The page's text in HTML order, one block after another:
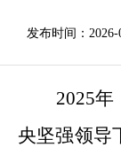
发布时间：
2025年
央坚强领导